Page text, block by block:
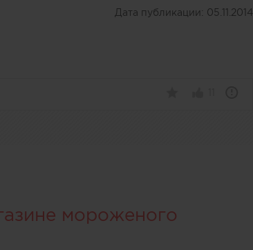
Дата публикации: 05.11.2014
мороженого